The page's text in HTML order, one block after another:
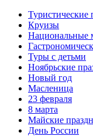
Туристические
Круизы
Национальные
Туры с детьми
Ноябрьские
Новый год
Масленица
23 февраля
8 марта
Майские
День России